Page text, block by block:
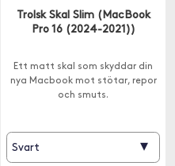
Trolsk Skal Slim (MacBook
Pro 16 (2024-2021))
Ett matt skal som skyddar din
nya Macbook mot stötar, repor
och smuts.
Svart ▾